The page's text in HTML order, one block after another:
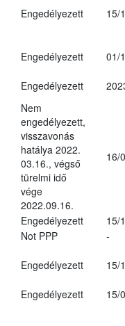
Engedélyezett 15/
Engedélyezett
01/
Engedélyezett
Nem
engedélyezett,
visszavonás
hatálya 2022.
03.16., végső
türelmi idő
vége
2022.09.16.
16/
Engedélyezett
15/
Not PPP
-
Engedélyezett 15/
Engedélyezett
15/